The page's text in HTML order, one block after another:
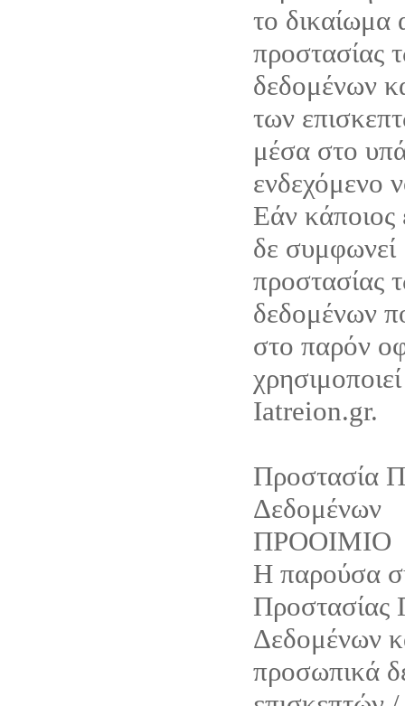
το δικαίωμα
προστασίας
δεδομένων
των
μέσα στο
ενδεχόμενο
Εάν κάποιος
δε συμφωνεί
προστασίας
δεδομένων
στο παρόν
Iatreion.gr.
Προστασία
Δεδομένων
ΠΡΟΟΙΜΙΟ
Η παρούσα
Προστασίας
Δεδομένων
προσωπικά